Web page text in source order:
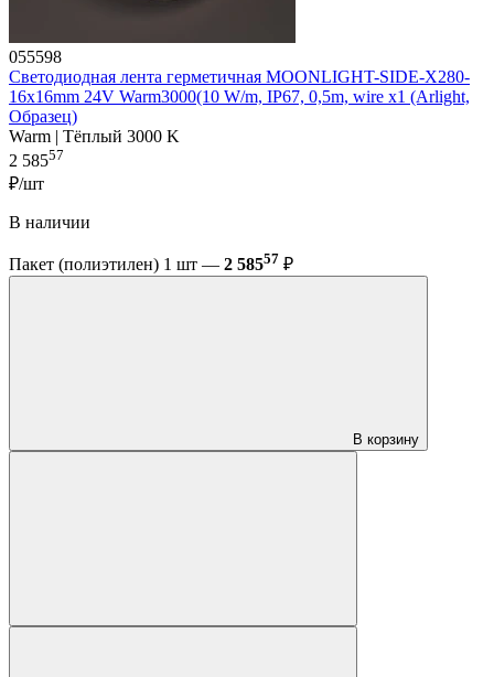
055598
Светодиодная лента герметичная MOONLIGHT-SIDE-X280-
16x16mm 24V Warm3000(10 W/m, IP67, 0,5m, wire x1 (Arlight,
Образец)
Warm | Тёплый 3000 K
2 58557
₽/шт
В наличии
Пакет (полиэтилен) 1 шт — 2 58557 ₽
В корзину